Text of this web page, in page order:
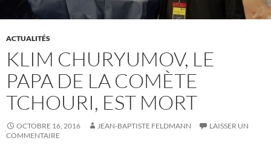
ACTUALITÉS
KLIM CHURYUMOV, LE
PAPA DE LA COMÈTE
TCHOURI, EST MORT
OCTOBRE 16, 2016 JEAN-BAPTISTE FELDMANN
LAISSER UN
COMMENTAIRE